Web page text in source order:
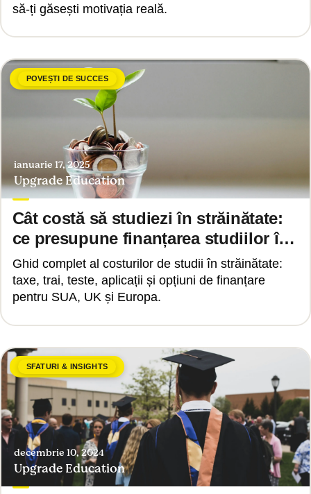
să-ți găsești motivația reală.
POVEȘTI DE SUCCES
ianuarie 17, 2025
Upgrade Education
Cât costă să studiezi în străinătate:
ce presupune finanțarea studiilor în
SUA, UK sau Europa continentală
Ghid complet al costurilor de studii în străinătate:
taxe, trai, teste, aplicații și opțiuni de finanțare
pentru SUA, UK și Europa.
SFATURI & INSIGHTS
decembrie 10, 2024
Upgrade Education